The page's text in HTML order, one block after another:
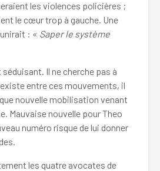
les violences policières ;
le cœur trop à gauche. Une
: « Saper le système
Il ne cherche pas à
existe entre ces mouvements, il
nouvelle mobilisation venant
Mauvaise nouvelle pour Theo
numéro risque de lui donner
les quatre avocates de